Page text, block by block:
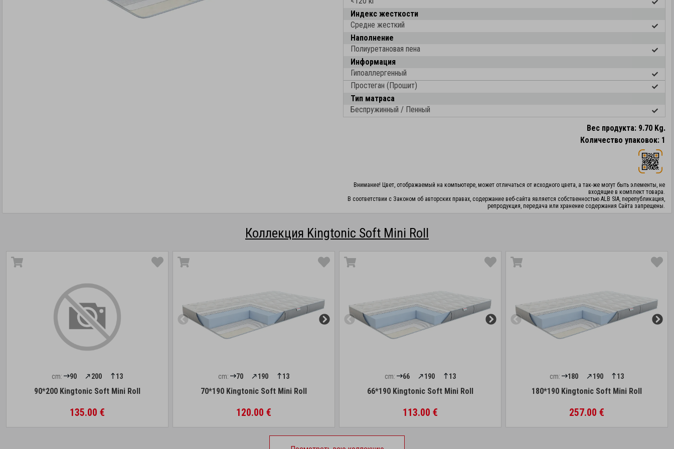
Индекс жесткости
Средне жесткий
Наполнение
Полиуретановая пена
Информация
Гипоаллергенный
Простеган (Прошит)
Тип матраса
Беспружинный / Пенный
Вес продукта: 9.70 Kg.
Количество упаковок: 1
Внимание! Цвет, отображаемый на компьютере, может отличаться от исходного цвета, а так-же могут быть элементы, не
входящие в комплект товара.
В соответствии с Законом об авторских правах, содержание веб-сайта является собственностью ALB SIA, перепубликация,
репродукция, передача или хранение содержания Сайта запрещены.
Коллекция Kingtonic Soft Mini Roll
cm: 90 200 13
90*200 Kingtonic Soft Mini Roll
135.00 €
cm: 70 190 13
70*190 Kingtonic Soft Mini Roll
120.00 €
cm: 66 190 13
66*190 Kingtonic Soft Mini Roll
113.00 €
cm: 180 190 13
180*190 Kingtonic Soft Mini Roll
257.00 €